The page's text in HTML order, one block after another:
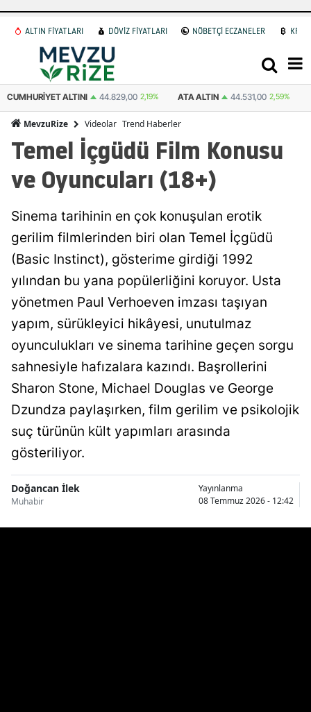
ALTIN FİYATLARI DÖVİZ FİYATLARI NÖBETÇİ ECZANELER
ATA ALTIN 44.531,00 2,59% DOLAR 47,7436 0.18% EURO 55,2510
MevzuRize Videolar Trend Haberler
Temel İçgüdü Film Konusu
ve Oyuncuları (18+)
Sinema tarihinin en çok konuşulan erotik
gerilim filmlerinden biri olan Temel İçgüdü
(Basic Instinct), gösterime girdiği 1992
yılından bu yana popülerliğini koruyor. Usta
yönetmen Paul Verhoeven imzası taşıyan
yapım, sürükleyici hikâyesi, unutulmaz
oyunculukları ve sinema tarihine geçen sorgu
sahnesiyle hafızalara kazındı. Başrollerini
Sharon Stone, Michael Douglas ve George
Dzundza paylaşırken, film gerilim ve psikolojik
suç türünün kült yapımları arasında
gösteriliyor.
Doğancan İlek
Muhabir
Yayınlanma
08 Temmuz 2026 - 12:42